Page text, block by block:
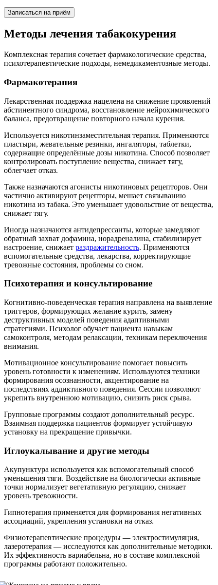
Записаться на приём
Методы лечения табакокурения
Комплексная терапия сочетает фармакологические средства,
психотерапевтические подходы, немедикаментозные методы.
Фармакотерапия
Лекарственная поддержка нацелена на снижение проявлений
абстинентного синдрома, восстановление нейрохимического
баланса, предотвращение повторного начала курения.
Используется никотинзаместительная терапия. Применяются
пластыри, жевательные резинки, ингаляторы, таблетки,
содержащие определённые дозы никотина. Способ позволяет
контролировать поступление вещества, снижает тягу,
облегчает отказ.
Также назначаются агонисты никотиновых рецепторов. Они
частично активируют рецепторы, мешает связыванию
никотина из табака. Это уменьшает удовольствие от вещества,
снижает тягу.
Иногда назначаются антидепрессанты, которые замедляют
обратный захват дофамина, норадреналина, стабилизирует
настроение, снижает раздражительность. Применяются
вспомогательные средства, лекарства, корректирующие
тревожные состояния, проблемы со сном.
Психотерапия и консультирование
Когнитивно-поведенческая терапия направлена на выявление
триггеров, формирующих желание курить, замену
деструктивных моделей поведения адаптивными
стратегиями. Психолог обучает пациента навыкам
самоконтроля, методам релаксации, техникам переключения
внимания.
Мотивационное консультирование помогает повысить
уровень готовности к изменениям. Используются техники
формирования осознанности, акцентирование на
последствиях аддиктивного поведения. Сессии позволяют
укрепить внутреннюю мотивацию, снизить риск срыва.
Групповые программы создают дополнительный ресурс.
Взаимная поддержка пациентов формирует устойчивую
установку на прекращение привычки.
Иглоукалывание и другие методы
Акупунктура используется как вспомогательный способ
уменьшения тяги. Воздействие на биологически активные
точки нормализует вегетативную регуляцию, снижает
уровень тревожности.
Гипнотерапия применяется для формирования негативных
ассоциаций, укрепления установки на отказ.
Физиотерапевтические процедуры — электростимуляция,
лазеротерапия — исследуются как дополнительные методики.
Их эффективность вариабельна, но в составе комплексной
программы работают положительно.